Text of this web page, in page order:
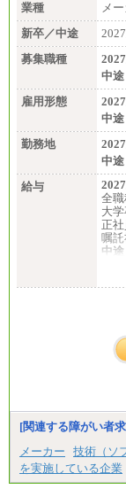
業種
メ
新卒／中途
募集職種
中途
雇用形態
中途
勤務地
中途
給与
全
大
正
嘱
中途
（
ま
[関連する障がい者
メーカー
技術（ソ
を実施している企業